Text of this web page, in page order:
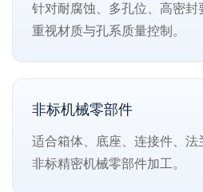
针对耐腐蚀、多孔位、高密封
重视材质与孔系质量控制。
非标机械零部件
适合箱体、底座、连接件、
非标精密机械零部件加工。